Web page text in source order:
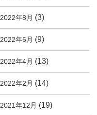
2022年8月 (3)
2022年6月 (9)
2022年4月 (13)
2022年2月 (14)
2021年12月 (19)